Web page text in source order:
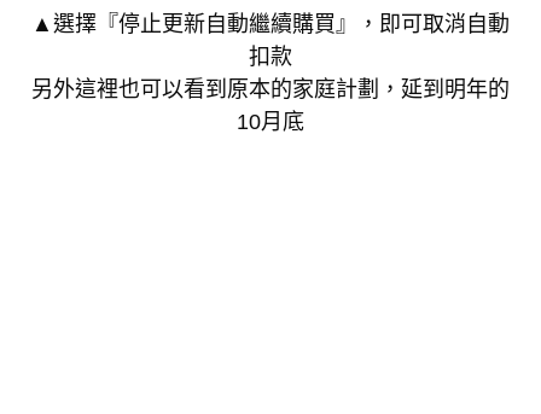
▲選擇『停止更新自動繼續購買』，即可取消自動
扣款
另外這裡也可以看到原本的家庭計劃，延到明年的
10月底